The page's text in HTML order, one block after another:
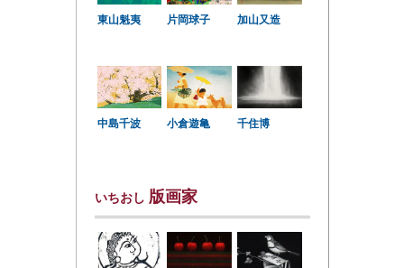
東山魁夷 片岡球子 加山又造
中島千波 小倉遊亀 千住博
いちおし 版画家